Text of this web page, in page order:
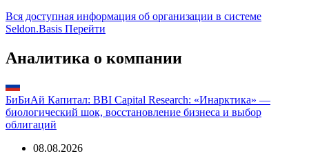
Вся доступная информация об организации в системе
Seldon.Basis Перейти
Аналитика о компании
БиБиАй Капитал: BBI Capital Research: «Инарктика» —
биологический шок, восстановление бизнеса и выбор
облигаций
08.08.2026